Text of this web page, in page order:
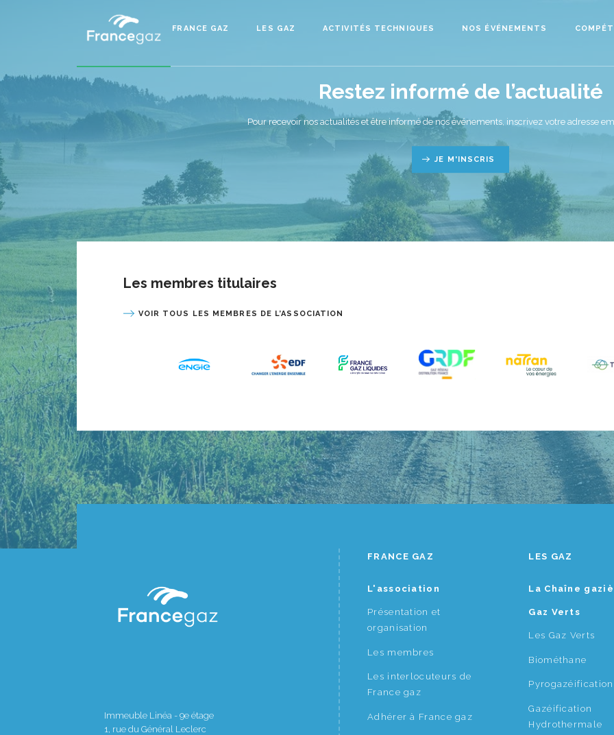
FRANCE GAZ LES GAZ ACTIVITÉS TECHNIQUES NOS ÉVÉNEMENTS
Restez informé de l’actualité
Pour recevoir nos actualités et être informé de nos événements, inscrivez votre adresse
JE M'INSCRIS
Les membres titulaires
VOIR TOUS LES MEMBRES DE L’ASSOCIATION
Immeuble Linéa - 9e étage
1, rue du Général Leclerc
FRANCE GAZ
L'association
Présentation et
organisation
Les membres
Les interlocuteurs de
France gaz
Adhérer à France gaz
LES GAZ
La Chaîne
Gaz Verts
Les Gaz Verts
Biométhane
Pyrogazéification
Gazéification
Hydrothermale